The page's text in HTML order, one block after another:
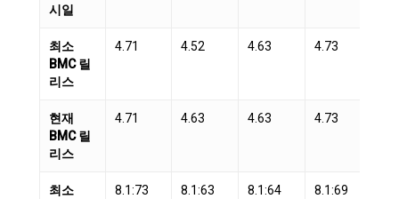
시일
최소
BMC 릴
리스
4.71 4.52 4.63 4.73
현재
BMC 릴
리스
4.71 4.63 4.63 4.73
최소
8.1:73 8.1:63 8.1:64 8.1:69